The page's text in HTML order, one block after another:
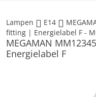
Lampen E14
fitting | Energielabel F -
MEGAMAN
Energielabel F